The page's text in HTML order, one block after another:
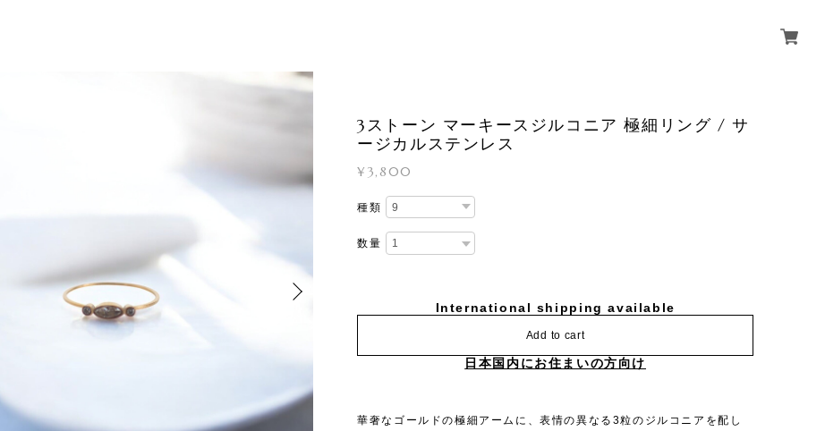
3ストーン マーキースジルコニア 極細リング / サ
ージカルステンレス
¥3,800
種類
数量
International shipping available
Add to cart
日本国内にお住まいの方向け
華奢なゴールドの極細アームに、表情の異なる3粒のジルコニアを配し